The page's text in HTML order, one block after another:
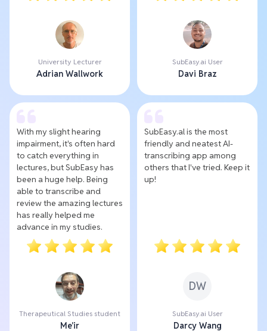
University Lecturer
Adrian Wallwork
SubEasy.ai User
Davi Braz
With my slight hearing
impairment, it's often hard
to catch everything in
lectures, but SubEasy has
been a huge help. Being
able to transcribe and
review the amazing lectures
has really helped me
advance in my studies.
Therapeutical Studies student
Me'ir
SubEasy.al is the most
friendly and neatest AI-
transcribing app among
others that I've tried. Keep it
up!
DW
SubEasy.ai User
Darcy Wang